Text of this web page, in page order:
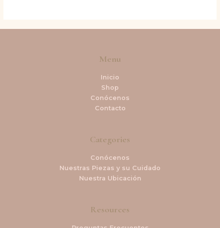
Menu
Inicio
Shop
Conócenos
Contacto
Categories
Conócenos
Nuestras Piezas y su Cuidado
Nuestra Ubicación
Resources